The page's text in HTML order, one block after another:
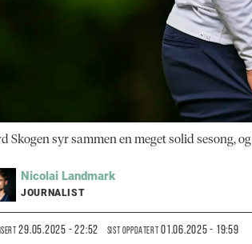
Skogen syr sammen en meget solid sesong,
Nicolai Landmark
JOURNALIST
29.05.2025 - 22:52 SIST OPPDATERT 01.06.2025 - 19:59